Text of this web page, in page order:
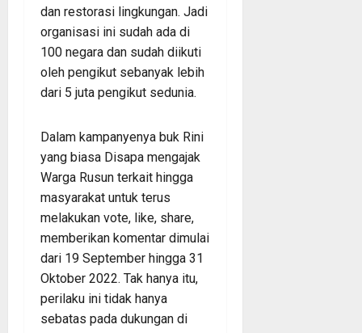
dan restorasi lingkungan. Jadi
organisasi ini sudah ada di
100 negara dan sudah diikuti
oleh pengikut sebanyak lebih
dari 5 juta pengikut sedunia.
Dalam kampanyenya buk Rini
yang biasa Disapa mengajak
Warga Rusun terkait hingga
masyarakat untuk terus
melakukan vote, like, share,
memberikan komentar dimulai
dari 19 September hingga 31
Oktober 2022. Tak hanya itu,
perilaku ini tidak hanya
sebatas pada dukungan di